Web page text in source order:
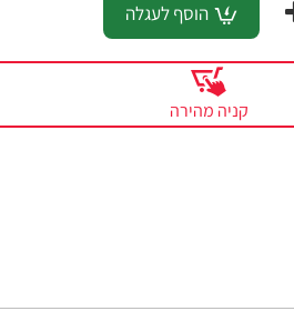
הוסף לעגלה
קניה מהירה